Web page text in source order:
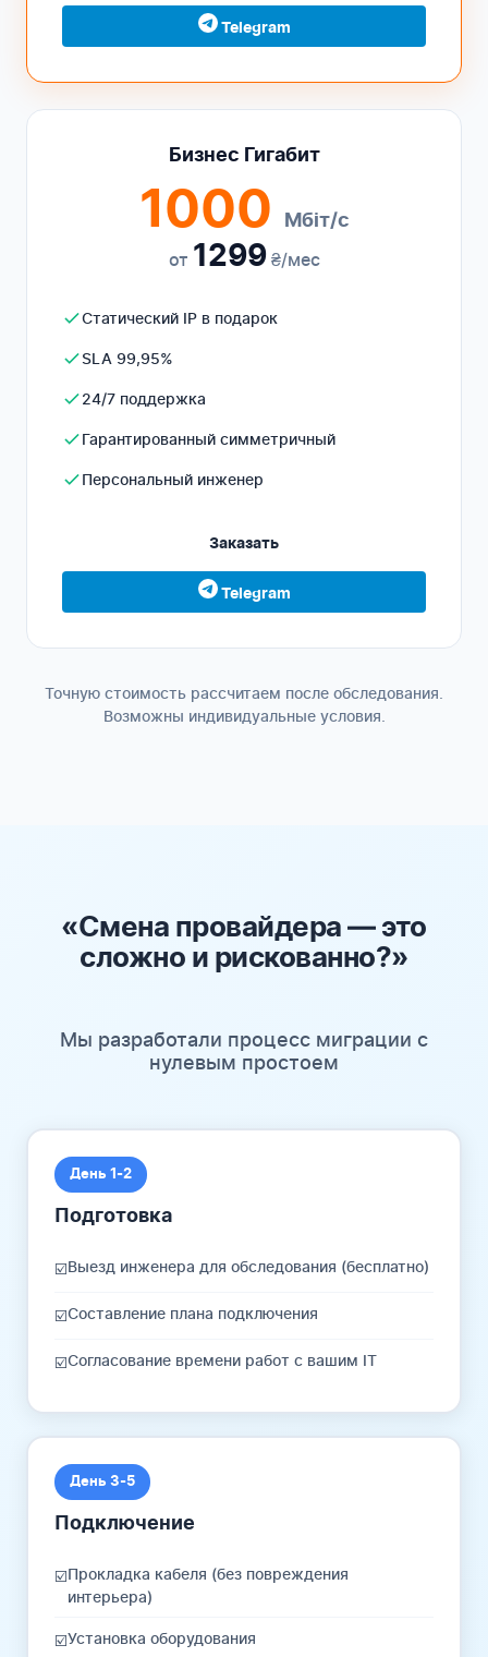
Telegram
Бизнес Гигабит
1000 Мбіт/с
от 1299₴/мес
Статический IP в подарок
SLA 99,95%
24/7 поддержка
Гарантированный симметричный
Персональный инженер
Заказать
Telegram
Точную стоимость рассчитаем после обследования.
Возможны индивидуальные условия.
«Смена провайдера — это
сложно и рискованно?»
Мы разработали процесс миграции с
нулевым простоем
День 1-2
Подготовка
☑️Выезд инженера для обследования (бесплатно)
☑️Составление плана подключения
☑️Согласование времени работ с вашим IT
День 3-5
Подключение
☑️Прокладка кабеля (без повреждения
интерьера)
☑️Установка оборудования